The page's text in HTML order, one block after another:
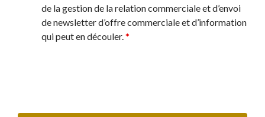
de la gestion de la relation commerciale et d’envoi
de newsletter d’offre commerciale et d’information
qui peut en découler.